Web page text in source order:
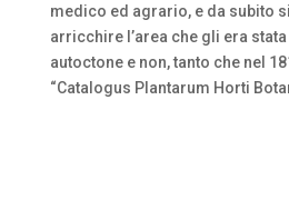
medico ed agrario, e da subito
arricchire l’area che gli era
autoctone e non, tanto che nel
“Catalogus Plantarum Horti